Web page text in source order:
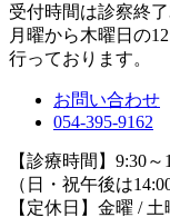
受付時間は診察終
月曜から木曜日の
行っております。
お問い合わせ
054-395-9162
【診療時間】9:30
（日・祝午後は
【定休日】金曜 /